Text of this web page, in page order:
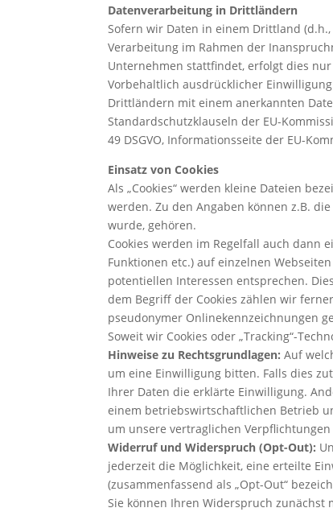
Datenverarbeitung in Drittländern
Sofern wir Daten in einem Drittland
Verarbeitung im Rahmen der
Unternehmen stattfindet, erfolgt dies
Vorbehaltlich ausdrücklicher
Drittländern mit einem anerkannten
Standardschutzklauseln der EU-
49 DSGVO, Informationsseite der EU-
Einsatz von Cookies
Als „Cookies“ werden kleine Dateien
werden. Zu den Angaben können z.B.
wurde, gehören.
Cookies werden im Regelfall auch dann
Funktionen etc.) auf einzelnen
potentiellen Interessen entsprechen.
dem Begriff der Cookies zählen wir
pseudonymer Onlinekennzeichnungen
Soweit wir Cookies oder „Tracking“-
Hinweise zu Rechtsgrundlagen: Auf
um eine Einwilligung bitten. Falls dies
Ihrer Daten die erklärte Einwilligung.
einem betriebswirtschaftlichen Betrieb
um unsere vertraglichen
Widerruf und Widerspruch (Opt-Out):
jederzeit die Möglichkeit, eine erteilte
(zusammenfassend als „Opt-Out“
Sie können Ihren Widerspruch zunächst